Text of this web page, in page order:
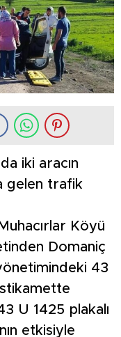
iki aracın
gelen trafik
Köyü
Domaniç
43
U 1425 plakalı
etkisiyle